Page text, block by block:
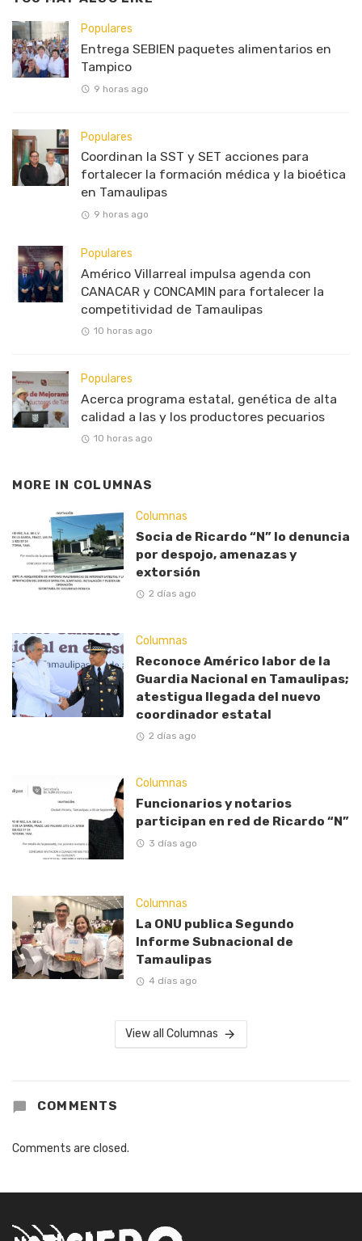
Populares
Entrega SEBIEN paquetes alimentarios en
Tampico
9 horas ago
Populares
Coordinan la SST y SET acciones para
fortalecer la formación médica y la bioética
en Tamaulipas
9 horas ago
Populares
Américo Villarreal impulsa agenda con
CANACAR y CONCAMIN para fortalecer la
competitividad de Tamaulipas
10 horas ago
Populares
Acerca programa estatal, genética de alta
calidad a las y los productores pecuarios
10 horas ago
MORE IN COLUMNAS
Columnas
Socia de Ricardo “N” lo denuncia
por despojo, amenazas y
extorsión
2 días ago
Columnas
Reconoce Américo labor de la
Guardia Nacional en Tamaulipas;
atestigua llegada del nuevo
coordinador estatal
2 días ago
Columnas
Funcionarios y notarios
participan en red de Ricardo “N”
3 días ago
Columnas
La ONU publica Segundo
Informe Subnacional de
Tamaulipas
4 días ago
View all Columnas
COMMENTS
Comments are closed.